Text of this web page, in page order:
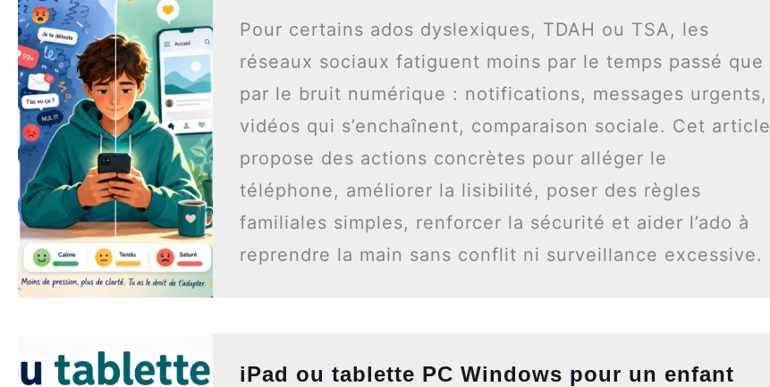
Pour certains ados dyslexiques, TDAH ou TSA, les
réseaux sociaux fatiguent moins par le temps passé que
par le bruit numérique : notifications, messages urgents,
vidéos qui s’enchaînent, comparaison sociale. Cet article
propose des actions concrètes pour alléger le
téléphone, améliorer la lisibilité, poser des règles
familiales simples, renforcer la sécurité et aider l’ado à
reprendre la main sans conflit ni surveillance excessive.
iPad ou tablette PC Windows pour un enfant